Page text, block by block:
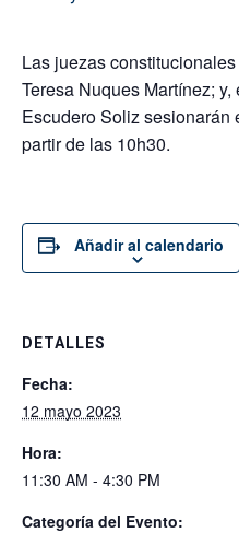
Las juezas
Teresa Nuques Martínez;
Escudero Soliz sesionarán
partir de las 10h30.
Añadir al calendario
DETALLES
Fecha:
12 mayo 2023
Hora:
11:30 AM - 4:30 PM
Categoría del Evento: